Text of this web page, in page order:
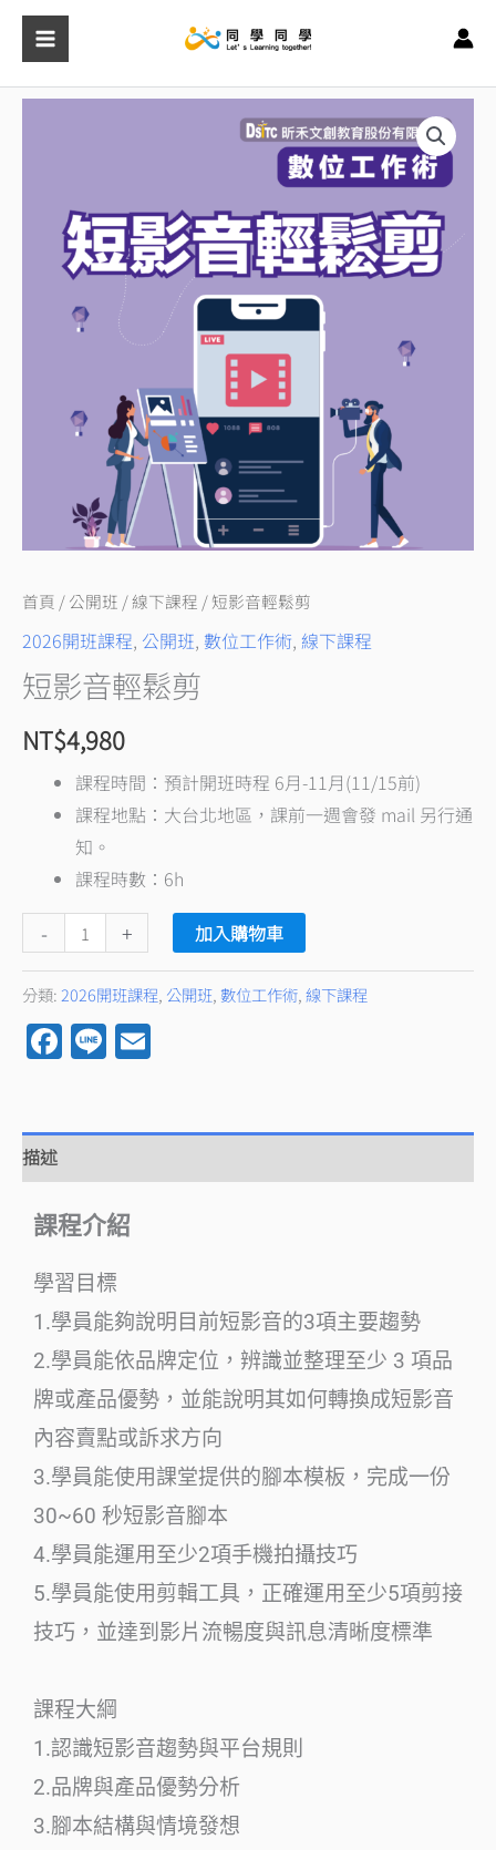
首頁 /公開班 /線下課程 / 短影音輕鬆剪
2026開班課程, 公開班, 數位工作術, 線下課程
短影音輕鬆剪
NT$4,980
課程時間：預計開班時程 6月-11月(11/15前)
課程地點：大台北地區，課前一週會發 mail 另行通
知。
課程時數：6h
- + 加入購物車
分類: 2026開班課程, 公開班, 數位工作術, 線下課程
Facebook
Line
描述
課程介紹
學習目標
1.學員能夠說明目前短影音的3項主要趨勢
2.學員能依品牌定位，辨識並整理至少 3 項品
牌或產品優勢，並能說明其如何轉換成短影音
內容賣點或訴求方向
3.學員能使用課堂提供的腳本模板，完成一份
30~60 秒短影音腳本
4.學員能運用至少2項手機拍攝技巧
5.學員能使用剪輯工具，正確運用至少5項剪接
技巧，並達到影片流暢度與訊息清晰度標準
課程大綱
1.認識短影音趨勢與平台規則
2.品牌與產品優勢分析
3.腳本結構與情境發想